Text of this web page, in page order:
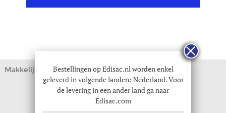
Makkelijk online shoppenBestellingen op Edisac.nl worden enkel
geleverd in volgende landen: Nederland. Voor
de levering in een ander land ga naar
Edisac.com